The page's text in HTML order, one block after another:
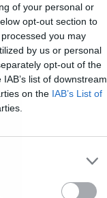
of your personal or
opt-out section to
you may
by us or personal
opt-out of the
list of downstream
on the IAB’s List of
ούτως